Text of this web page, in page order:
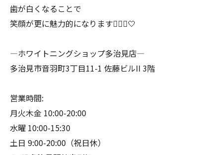
歯が白くなることで
笑顔が更に魅力的になります🧏🏻‍♀️🤍
―ホワイトニングショップ多治見店―
多治見市音羽町3丁目11-1 佐藤ビルII 3階
営業時間:
月火木金 10:00-20:00
水曜 10:00-15:30
土日 9:00-20:00（祝日休）